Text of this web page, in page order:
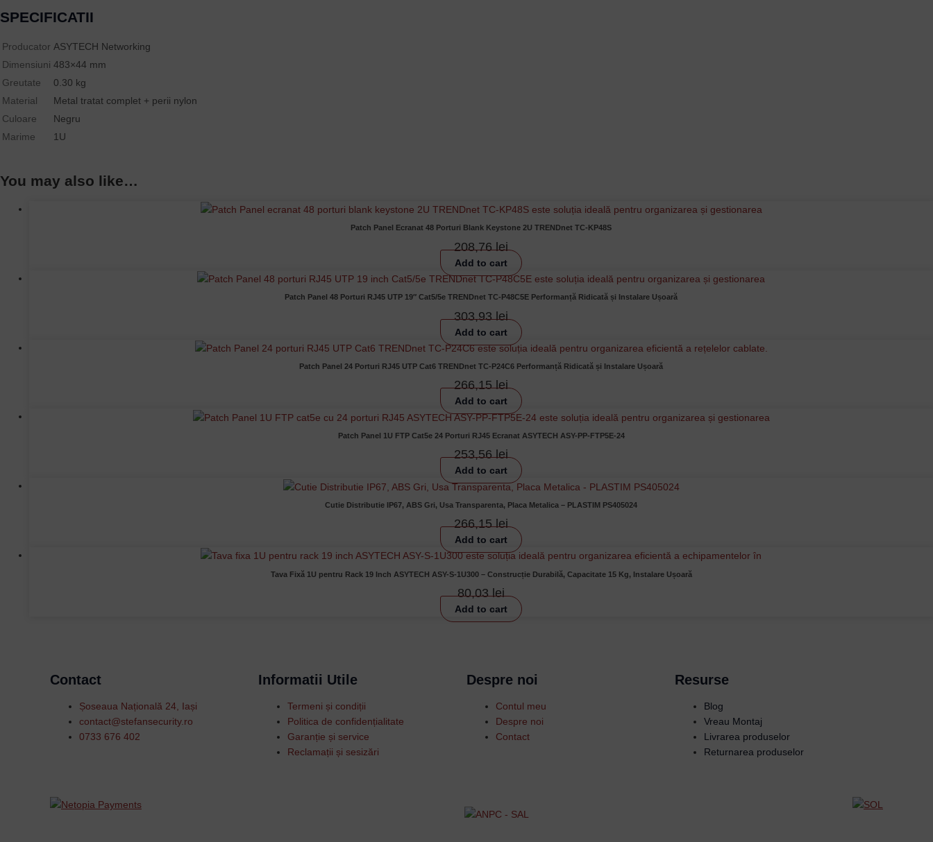
SPECIFICATII
Producator ASYTECH Networking
Dimensiuni 483×44 mm
Greutate
0.30 kg
Material
Metal tratat complet + perii nylon
Culoare
Negru
Marime
1U
You may also like…
Patch Panel Ecranat 48 Porturi Blank Keystone 2U TRENDnet TC-KP48S
208,76lei
Add to cart
Patch Panel 48 Porturi RJ45 UTP 19″ Cat5/5e TRENDnet TC-P48C5E Performanță Ridicată și Instalare Ușoară
303,93lei
Add to cart
Patch Panel 24 Porturi RJ45 UTP Cat6 TRENDnet TC-P24C6 Performanță Ridicată și Instalare Ușoară
266,15lei
Add to cart
Patch Panel 1U FTP Cat5e 24 Porturi RJ45 Ecranat ASYTECH ASY-PP-FTP5E-24
253,56lei
Add to cart
Cutie Distributie IP67, ABS Gri, Usa Transparenta, Placa Metalica – PLASTIM PS405024
266,15lei
Add to cart
Tava Fixă 1U pentru Rack 19 Inch ASYTECH ASY-S-1U300 – Construcție Durabilă, Capacitate 15 Kg, Instalare Ușoară
80,03lei
Add to cart
Contact
Șoseaua Națională 24, Iași
contact@stefansecurity.ro
0733 676 402
Informatii Utile
Termeni și condiții
Politica de confidențialitate
Garanție și service
Reclamații și sesizări
Despre noi
Contul meu
Despre noi
Contact
Resurse
Blog
Vreau Montaj
Livrarea produselor
Returnarea produselor